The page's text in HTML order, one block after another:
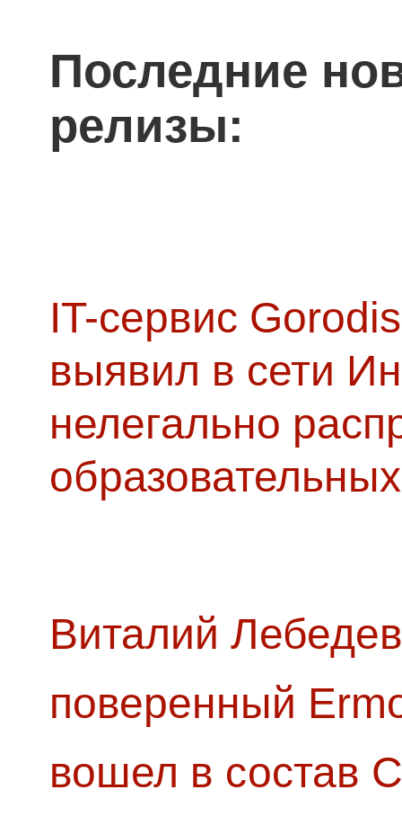
Последние
релизы:
IT-сервис
выявил в сети
нелегально
Виталий
поверенный
вошел в состав